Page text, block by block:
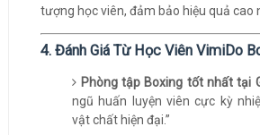
tượng học viên, đảm bảo hiệu quả cao
4. Đánh Giá Từ Học Viên VimiDo
Phòng tập Boxing tốt nhất tại
ngũ huấn luyện viên cực kỳ
vật chất hiện đại.”